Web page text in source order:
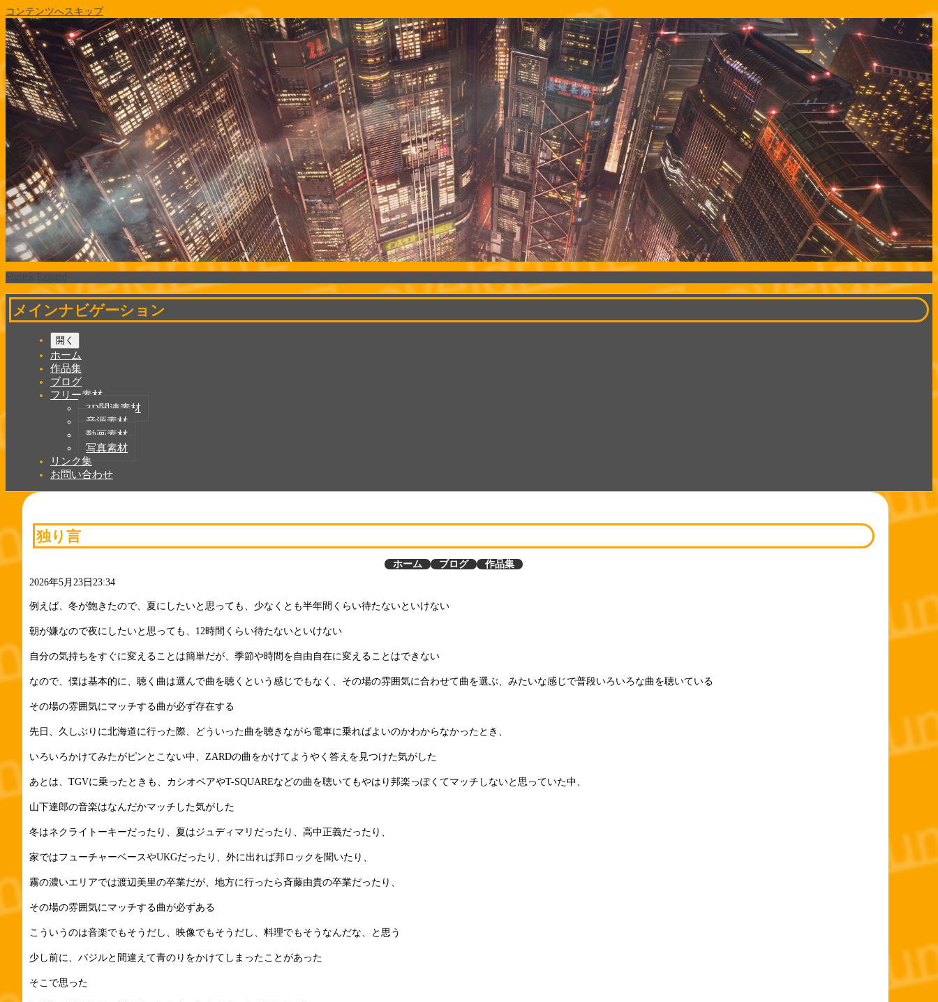
コンテンツへスキップ
メインナビゲーション
開く
ホーム
作品集
ブログ
フリー素材
3D関連素材
音源素材
動画素材
写真素材
リンク集
お問い合わせ
独り言
ホーム ブログ
作品集
2026年5月23日23:34
例えば、冬が飽きたので、夏にしたいと思っても、少なくとも半年間くらい待たないといけない
朝が嫌なので夜にしたいと思っても、12時間くらい待たないといけない
自分の気持ちをすぐに変えることは簡単だが、季節や時間を自由自在に変えることはできない
なので、僕は基本的に、聴く曲は選んで曲を聴くという感じでもなく、その場の雰囲気に合わせて曲を選ぶ、みたいな感じで普段いろいろな曲を聴いている
その場の雰囲気にマッチする曲が必ず存在する
先日、久しぶりに北海道に行った際、どういった曲を聴きながら電車に乗ればよいのかわからなかったとき、
いろいろかけてみたがピンとこない中、ZARDの曲をかけてようやく答えを見つけた気がした
あとは、TGVに乗ったときも、カシオペアやT-SQUAREなどの曲を聴いてもやはり邦楽っぽくてマッチしないと思っていた中、
山下達郎の音楽はなんだかマッチした気がした
冬はネクライトーキーだったり、夏はジュディマリだったり、高中正義だったり、
家ではフューチャーベースやUKGだったり、外に出れば邦ロックを聞いたり、
霧の濃いエリアでは渡辺美里の卒業だが、地方に行ったら斉藤由貴の卒業だったり、
その場の雰囲気にマッチする曲が必ずある
こういうのは音楽でもそうだし、映像でもそうだし、料理でもそうなんだな、と思う
少し前に、バジルと間違えて青のりをかけてしまったことがあった
そこで思った